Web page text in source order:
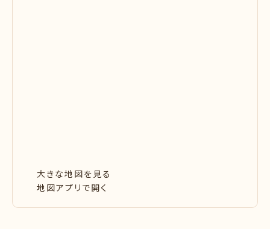
大きな地図を見る
地図アプリで開く